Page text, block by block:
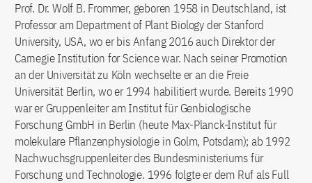
Prof. Dr. Wolf B. Frommer, geboren 1958 in Deutschland, ist
Professor am Department of Plant Biology der Stanford
University, USA, wo er bis Anfang 2016 auch Direktor der
Carnegie Institution for Science war. Nach seiner Promotion
an der Universität zu Köln wechselte er an die Freie
Universität Berlin, wo er 1994 habilitiert wurde. Bereits 1990
war er Gruppenleiter am Institut für Genbiologische
Forschung GmbH in Berlin (heute Max-Planck-Institut für
molekulare Pflanzenphysiologie in Golm, Potsdam); ab 1992
Nachwuchsgruppenleiter des Bundesministeriums für
Forschung und Technologie. 1996 folgte er dem Ruf als Full